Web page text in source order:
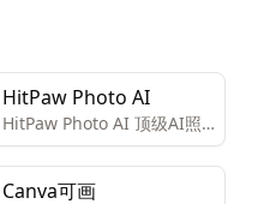
HitPaw Photo AI
HitPaw Photo AI 顶级AI照
片编辑器，适用于图像增
强、去除和生成
Canva可画